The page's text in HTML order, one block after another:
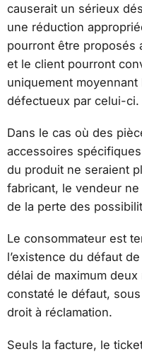
causerait un sérieux
une réduction
pourront être proposés
et le client pourront
uniquement
défectueux par celui-ci.
Dans le cas où des
accessoires
du produit ne seraient
fabricant, le vendeur
de la perte des
Le consommateur est
l’existence du défaut
délai de maximum
constaté le défaut,
droit à réclamation.
Seuls la facture, le